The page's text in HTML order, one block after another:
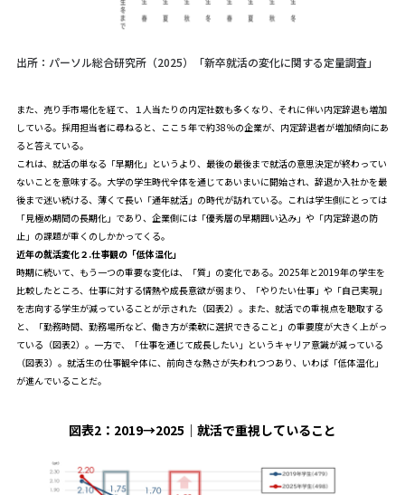
出所：パーソル総合研究所（2025）「新卒就活の変化に関する定量調査」
また、売り手市場化を経て、１人当たりの内定社数も多くなり、それに伴い内定辞退も増加
している。採用担当者に尋ねると、ここ５年で約38％の企業が、内定辞退者が増加傾向にあ
ると答えている。
これは、就活の単なる「早期化」というより、最後の最後まで就活の意思決定が終わってい
ないことを意味する。大学の学生時代全体を通じてあいまいに開始され、辞退か入社かを最
後まで迷い続ける、薄くて長い「通年就活」の時代が訪れている。これは学生側にとっては
「見極め期間の長期化」であり、企業側には「優秀層の早期囲い込み」や「内定辞退の防
止」の課題が重くのしかかってくる。
近年の就活変化２.仕事観の「低体温化」
時期に続いて、もう一つの重要な変化は、「質」の変化である。2025年と2019年の学生を
比較したところ、仕事に対する情熱や成長意欲が弱まり、「やりたい仕事」や「自己実現」
を志向する学生が減っていることが示された（図表2）。また、就活での重視点を聴取する
と、「勤務時間、勤務場所など、働き方が柔軟に選択できること」の重要度が大きく上がっ
ている（図表2）。一方で、「仕事を通じて成長したい」というキャリア意識が減っている
（図表3）。就活生の仕事観全体に、前向きな熱さが失われつつあり、いわば「低体温化」
が進んでいることだ。
図表2： 2019→2025｜就活で重視していること